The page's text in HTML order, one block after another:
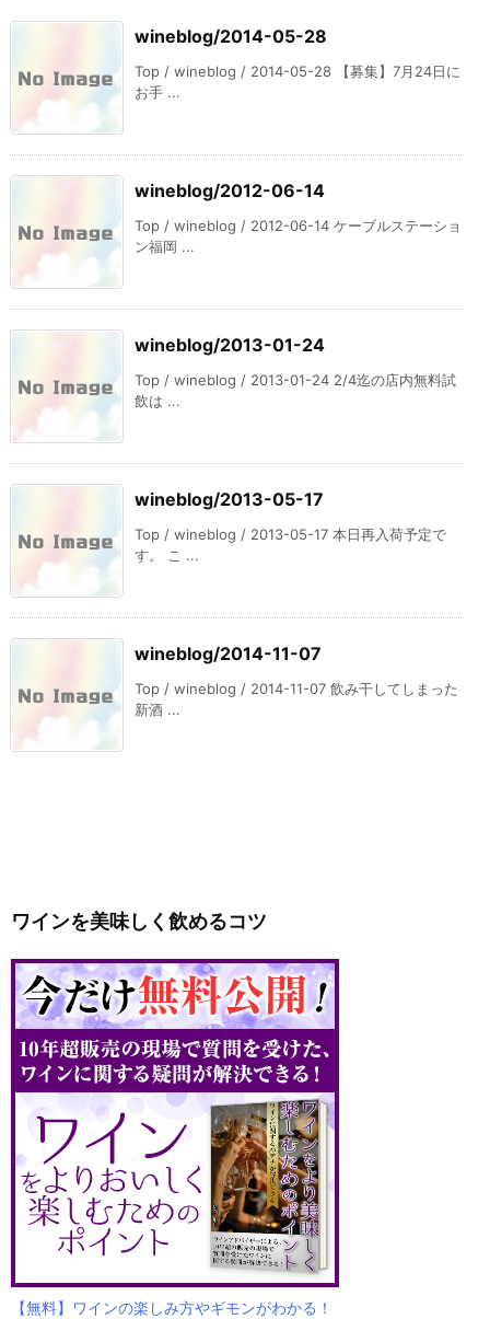
wineblog/2014-05-28
Top / wineblog / 2014-05-28 【募集】7月24日に
お手 ...
wineblog/2012-06-14
Top / wineblog / 2012-06-14 ケーブルステーショ
ン福岡 ...
wineblog/2013-01-24
Top / wineblog / 2013-01-24 2/4迄の店内無料試
飲は ...
wineblog/2013-05-17
Top / wineblog / 2013-05-17 本日再入荷予定で
す。 こ ...
wineblog/2014-11-07
Top / wineblog / 2014-11-07 飲み干してしまった
新酒 ...
ワインを美味しく飲めるコツ
【無料】ワインの楽しみ方やギモンがわかる！